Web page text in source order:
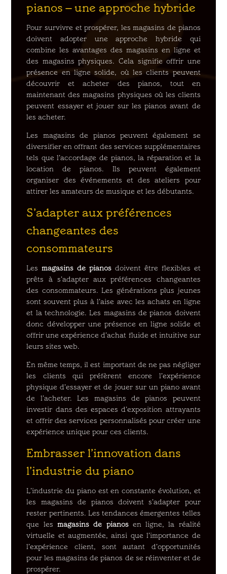
pianos – une approche hybride
Pour survivre et prospérer, les magasins de pianos
doivent adopter une approche hybride qui
combine les avantages des magasins en ligne et
des magasins physiques. Cela signifie offrir une
présence en ligne solide, où les clients peuvent
découvrir et acheter des pianos, tout en
maintenant des magasins physiques où les clients
peuvent essayer et jouer sur les pianos avant de
les acheter.
Les magasins de pianos peuvent également se
diversifier en offrant des services supplémentaires
tels que l’accordage de pianos, la réparation et la
location de pianos. Ils peuvent également
organiser des événements et des ateliers pour
attirer les amateurs de musique et les débutants.
S’adapter aux préférences
changeantes des
consommateurs
Les magasins de pianos doivent être flexibles et
prêts à s’adapter aux préférences changeantes
des consommateurs. Les générations plus jeunes
sont souvent plus à l’aise avec les achats en ligne
et la technologie. Les magasins de pianos doivent
donc développer une présence en ligne solide et
offrir une expérience d’achat fluide et intuitive sur
leurs sites web.
En même temps, il est important de ne pas négliger
les clients qui préfèrent encore l’expérience
physique d’essayer et de jouer sur un piano avant
de l’acheter. Les magasins de pianos peuvent
investir dans des espaces d’exposition attrayants
et offrir des services personnalisés pour créer une
expérience unique pour ces clients.
Embrasser l’innovation dans
l’industrie du piano
L’industrie du piano est en constante évolution, et
les magasins de pianos doivent s’adapter pour
rester pertinents. Les tendances émergentes telles
que les magasins de pianos en ligne, la réalité
virtuelle et augmentée, ainsi que l’importance de
l’expérience client, sont autant d’opportunités
pour les magasins de pianos de se réinventer et de
prospérer.